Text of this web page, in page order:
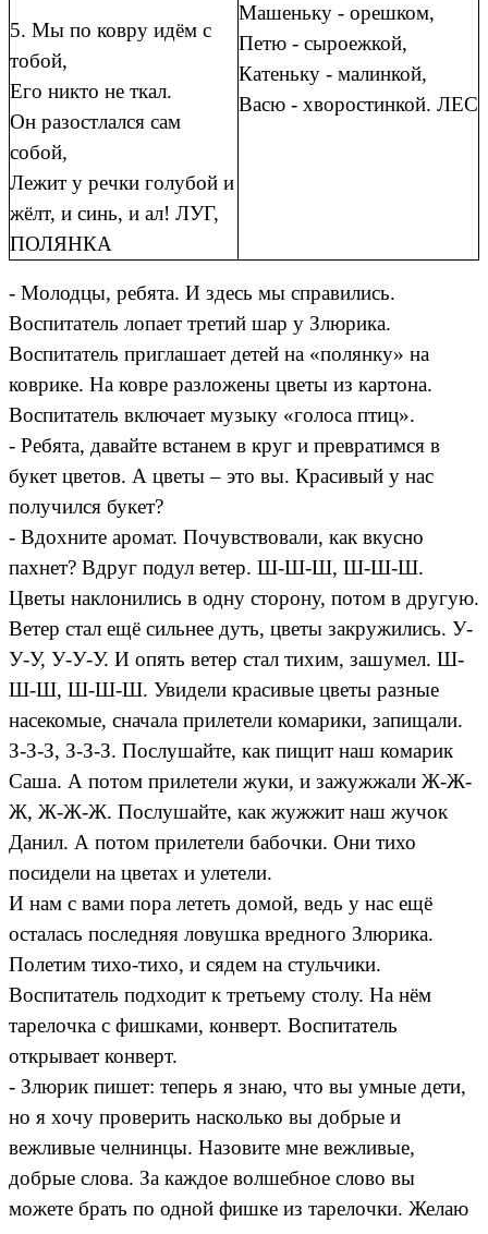
5. Мы по ковру идём с
тобой,
Его никто не ткал.
Он разостлался сам
собой,
Лежит у речки голубой и
жёлт, и синь, и ал! ЛУГ,
ПОЛЯНКА
Машеньку - орешком,
Петю - сыроежкой,
Катеньку - малинкой,
Васю - хворостинкой. ЛЕС
- Молодцы, ребята. И здесь мы справились.
Воспитатель лопает третий шар у Злюрика.
Воспитатель приглашает детей на «полянку» на
коврике. На ковре разложены цветы из картона.
Воспитатель включает музыку «голоса птиц».
- Ребята, давайте встанем в круг и превратимся в
букет цветов. А цветы – это вы. Красивый у нас
получился букет?
- Вдохните аромат. Почувствовали, как вкусно
пахнет? Вдруг подул ветер. Ш-Ш-Ш, Ш-Ш-Ш.
Цветы наклонились в одну сторону, потом в другую.
Ветер стал ещё сильнее дуть, цветы закружились. У-
У-У, У-У-У. И опять ветер стал тихим, зашумел. Ш-
Ш-Ш, Ш-Ш-Ш. Увидели красивые цветы разные
насекомые, сначала прилетели комарики, запищали.
З-З-З, З-З-З. Послушайте, как пищит наш комарик
Саша. А потом прилетели жуки, и зажужжали Ж-Ж-
Ж, Ж-Ж-Ж. Послушайте, как жужжит наш жучок
Данил. А потом прилетели бабочки. Они тихо
посидели на цветах и улетели.
И нам с вами пора лететь домой, ведь у нас ещё
осталась последняя ловушка вредного Злюрика.
Полетим тихо-тихо, и сядем на стульчики.
Воспитатель подходит к третьему столу. На нём
тарелочка с фишками, конверт. Воспитатель
открывает конверт.
- Злюрик пишет: теперь я знаю, что вы умные дети,
но я хочу проверить насколько вы добрые и
вежливые челнинцы. Назовите мне вежливые,
добрые слова. За каждое волшебное слово вы
можете брать по одной фишке из тарелочки. Желаю